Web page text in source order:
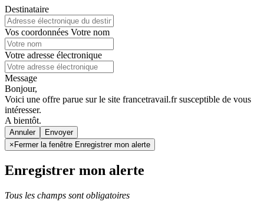
Destinataire
Vos coordonnées Votre nom
Votre adresse électronique
Message
Bonjour,
Voici une offre parue sur le site francetravail.fr susceptible de vous
intéresser.
A bientôt.
Annuler
× Fermer la fenêtre Enregistrer mon alerte
Enregistrer mon alerte
Tous les champs sont obligatoires